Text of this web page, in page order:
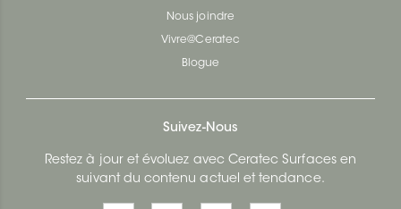
Nous joindre
Vivre@Ceratec
Blogue
Suivez-Nous
Restez à jour et évoluez avec Ceratec Surfaces en
suivant du contenu actuel et tendance.